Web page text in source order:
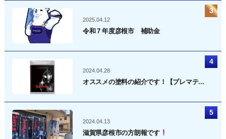
2025.04.12
令和７年度彦根市 補助金
2024.04.28
オススメの塗料の紹介です！【プレマテ...
2024.04.13
滋賀県彦根市の方朗報です